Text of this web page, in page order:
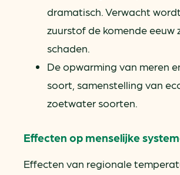
dramatisch. Verwacht
zuurstof de komende
schaden.
De opwarming van meren
soort, samenstelling van
zoetwater soorten.
Effecten op menselijke
Effecten van regionale